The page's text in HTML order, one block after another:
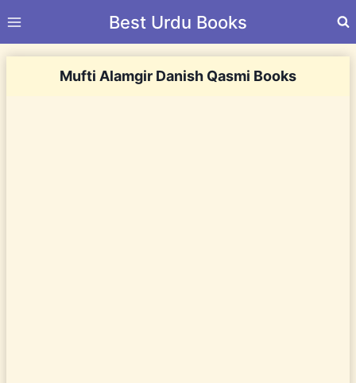
to
Best Urdu Books
Mufti Alamgir Danish Qasmi Books